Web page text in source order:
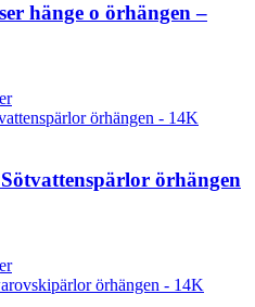
hänge o örhängen –
örhängen